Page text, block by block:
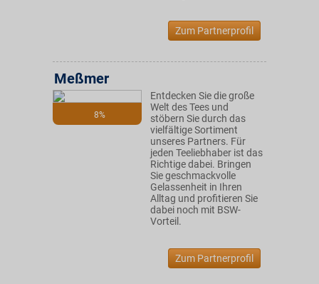
Zum Partnerprofil
8%
Meßmer
Entdecken Sie die große
Welt des Tees und
stöbern Sie durch das
vielfältige Sortiment
unseres Partners. Für
jeden Teeliebhaber ist das
Richtige dabei. Bringen
Sie geschmackvolle
Gelassenheit in Ihren
Alltag und profitieren Sie
dabei noch mit BSW-
Vorteil.
Zum Partnerprofil